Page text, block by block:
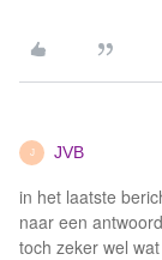
J JVB
in het laatste
naar een
toch zeker wel